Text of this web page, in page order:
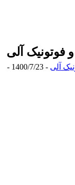
فوتونیک آلی
آلی - 1400/7/23 -